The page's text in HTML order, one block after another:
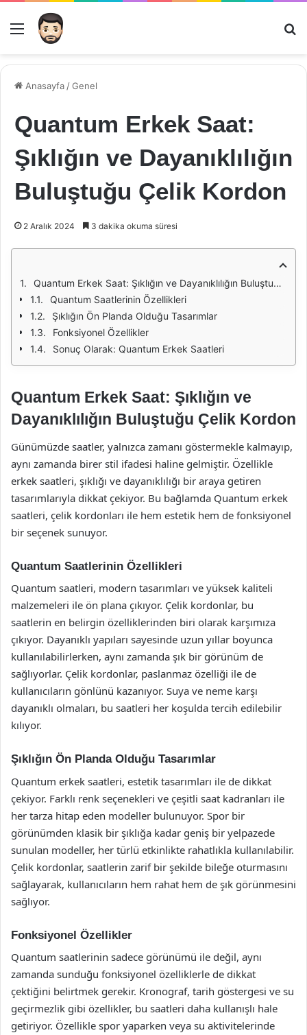
Menü
Anasayfa /Genel
Quantum Erkek Saat:
Şıklığın ve Dayanıklılığın
Buluştuğu Çelik Kordon
2 Aralık 2024 3 dakika okuma süresi
Quantum Erkek Saat: Şıklığın ve Dayanıklılığın Buluştuğu Çelik Kordon
Quantum Saatlerinin Özellikleri
Şıklığın Ön Planda Olduğu Tasarımlar
Fonksiyonel Özellikler
Sonuç Olarak: Quantum Erkek Saatleri
Quantum Erkek Saat: Şıklığın ve
Dayanıklılığın Buluştuğu Çelik Kordon
Günümüzde saatler, yalnızca zamanı göstermekle kalmayıp,
aynı zamanda birer stil ifadesi haline gelmiştir. Özellikle
erkek saatleri, şıklığı ve dayanıklılığı bir araya getiren
tasarımlarıyla dikkat çekiyor. Bu bağlamda Quantum erkek
saatleri, çelik kordonları ile hem estetik hem de fonksiyonel
bir seçenek sunuyor.
Quantum Saatlerinin Özellikleri
Quantum saatleri, modern tasarımları ve yüksek kaliteli
malzemeleri ile ön plana çıkıyor. Çelik kordonlar, bu
saatlerin en belirgin özelliklerinden biri olarak karşımıza
çıkıyor. Dayanıklı yapıları sayesinde uzun yıllar boyunca
kullanılabilirlerken, aynı zamanda şık bir görünüm de
sağlıyorlar. Çelik kordonlar, paslanmaz özelliği ile de
kullanıcıların gönlünü kazanıyor. Suya ve neme karşı
dayanıklı olmaları, bu saatleri her koşulda tercih edilebilir
kılıyor.
Şıklığın Ön Planda Olduğu Tasarımlar
Quantum erkek saatleri, estetik tasarımları ile de dikkat
çekiyor. Farklı renk seçenekleri ve çeşitli saat kadranları ile
her tarza hitap eden modeller bulunuyor. Spor bir
görünümden klasik bir şıklığa kadar geniş bir yelpazede
sunulan modeller, her türlü etkinlikte rahatlıkla kullanılabilir.
Çelik kordonlar, saatlerin zarif bir şekilde bileğe oturmasını
sağlayarak, kullanıcıların hem rahat hem de şık görünmesini
sağlıyor.
Fonksiyonel Özellikler
Quantum saatlerinin sadece görünümü ile değil, aynı
zamanda sunduğu fonksiyonel özelliklerle de dikkat
çektiğini belirtmek gerekir. Kronograf, tarih göstergesi ve su
geçirmezlik gibi özellikler, bu saatleri daha kullanışlı hale
getiriyor. Özellikle spor yaparken veya su aktivitelerinde